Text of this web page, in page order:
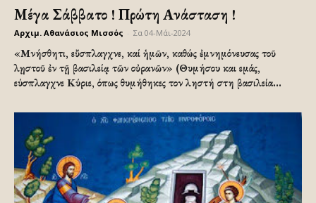
Μέγα Σάββατο ! Πρώτη Ανάσταση !
Αρχιμ. Αθανάσιος Μισσός Σα 04-Μάι-2024
«Μνήσθητι, εὔσπλαγχνε, καί ἡμῶν, καθώς ἐμνημόνευσας τοῦ
λῃστοῦ ἐν τῇ βασιλείᾳ τῶν οὐρανῶν» (Θυμήσου και εμάς,
εύσπλαγχνε Κύριε, όπως θυμήθηκες τον ληστή στη βασιλεία...